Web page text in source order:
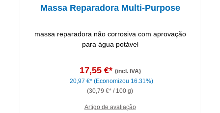
Massa Reparadora Multi-Purpose
massa reparadora não corrosiva com aprovação
para água potável
17,55 €* (incl. IVA)
20,97 €* (Economizou 16.31%)
(30,79 €* / 100 g)
Artigo de avaliação